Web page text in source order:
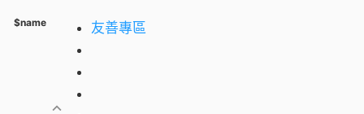
$name 友善專區